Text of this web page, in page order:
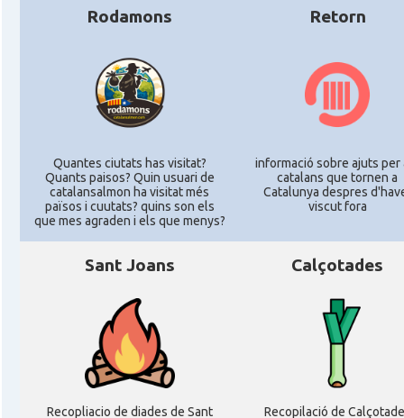
Rodamons
Quantes ciutats has visitat?
Quants paisos? Quin usuari de
catalansalmon ha visitat més
països i cuutats? quins son els
que mes agraden i els que menys?
Retorn
informació sobre ajuts per
catalans que tornen a
Catalunya despres
viscut fora
Sant Joans
Recopliacio de diades de Sant
Calçotades
Recopilació de